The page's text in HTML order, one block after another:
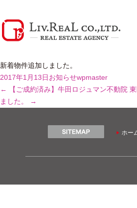
新着物件追加しました。
2017年1月13日 お知らせwpmaster
←
【ご成約済み】牛田ロジュマン不動院
ました。
→
ホー